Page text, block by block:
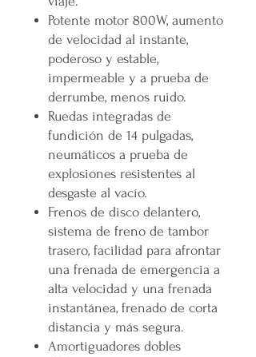
Potente motor 800W, aumento
de velocidad al instante,
poderoso y estable,
impermeable y a prueba de
derrumbe, menos ruido.
Ruedas integradas de
fundición de 14 pulgadas,
neumáticos a prueba de
explosiones resistentes al
desgaste al vacío.
Frenos de disco delantero,
sistema de freno de tambor
trasero, facilidad para afrontar
una frenada de emergencia a
alta velocidad y una frenada
instantánea, frenado de corta
distancia y más segura.
Amortiguadores dobles